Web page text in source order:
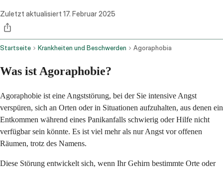
Zuletzt aktualisiert 17. Februar 2025
Startseite Krankheiten und Beschwerden Agoraphobia
Was ist Agoraphobie?
Agoraphobie ist eine Angststörung, bei der Sie intensive Angst
verspüren, sich an Orten oder in Situationen aufzuhalten, aus denen ein
Entkommen während eines Panikanfalls schwierig oder Hilfe nicht
verfügbar sein könnte. Es ist viel mehr als nur Angst vor offenen
Räumen, trotz des Namens.
Diese Störung entwickelt sich, wenn Ihr Gehirn bestimmte Orte oder